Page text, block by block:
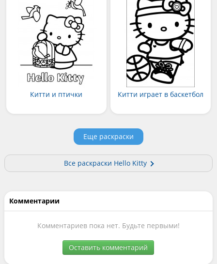
Китти и птички Китти играет в баскетбол
Еще раскраски
Все раскраски Hello Kitty
Комментарии
Комментариев пока нет. Будьте первыми!
Оставить комментарий